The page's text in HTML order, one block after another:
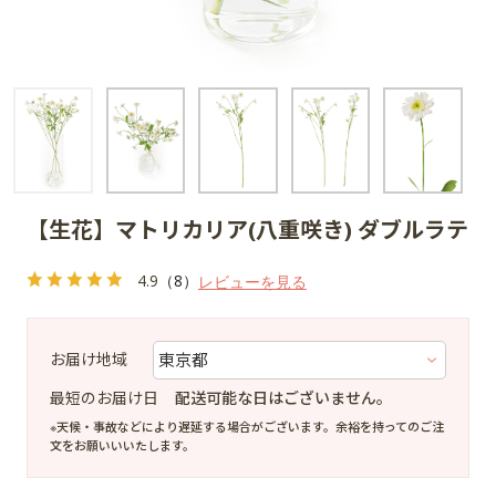
【生花】マトリカリア(八重咲き) ダブルラテ
お届け地域
最短のお届け日
配送可能な日はございません。
※天候・事故などにより遅延する場合がございます。余裕を持ってのご注
文をお願いいいたします。
4.9 （8） レビューを見る